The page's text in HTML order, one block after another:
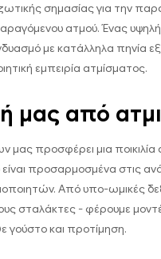
ζωτικής σημασίας για την
ατμού. Ένας
με κατάλληλα πηνία
εμπειρία ατμίσματος.
μας από
μας προσφέρει μια
προσαρμοσμένα στις
Από υπο-ωμικές
σταλάκτες - φέρουμε
γούστο και προτίμηση.